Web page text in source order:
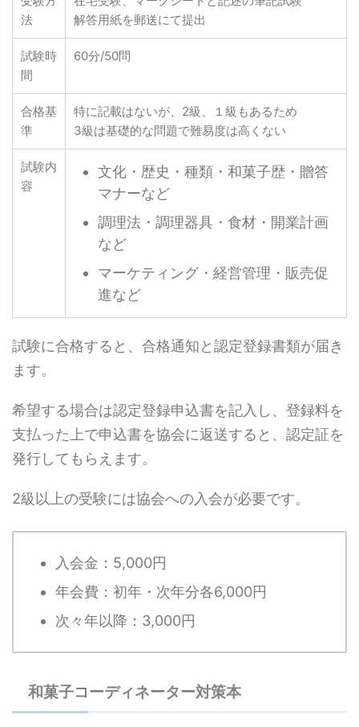
法
解答用紙を郵送にて提出
試験時
間
60分/50問
合格基
準
特に記載はないが、2級、１級もあるため
3級は基礎的な問題で難易度は高くない
試験内
容
文化・歴史・種類・和菓子歴・贈答
マナーなど
調理法・調理器具・食材・開業計画
など
マーケティング・経営管理・販売促
進など
試験に合格すると、合格通知と認定登録書類が届き
ます。
希望する場合は認定登録申込書を記入し、登録料を
支払った上で申込書を協会に返送すると、認定証を
発行してもらえます。
2級以上の受験には協会への入会が必要です。
入会金：5,000円
年会費：初年・次年分各6,000円
次々年以降：3,000円
和菓子コーディネーター対策本